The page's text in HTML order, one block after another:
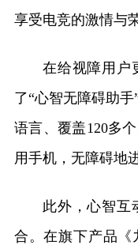
享受电竞的激情与
在给视障用户
了“心智无障碍助
语言、覆盖120多
用手机，无障碍地
此外，心智互
合。在旗下产品《